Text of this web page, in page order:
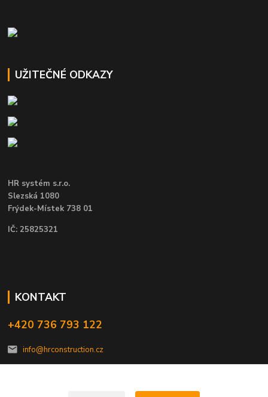
UŽITEČNÉ ODKAZY
HR systém s.r.o.
Slezská 1080
Frýdek-Místek 738 01
IČ: 25825321
KONTAKT
+420 736 793 122
info@hrconstruction.cz